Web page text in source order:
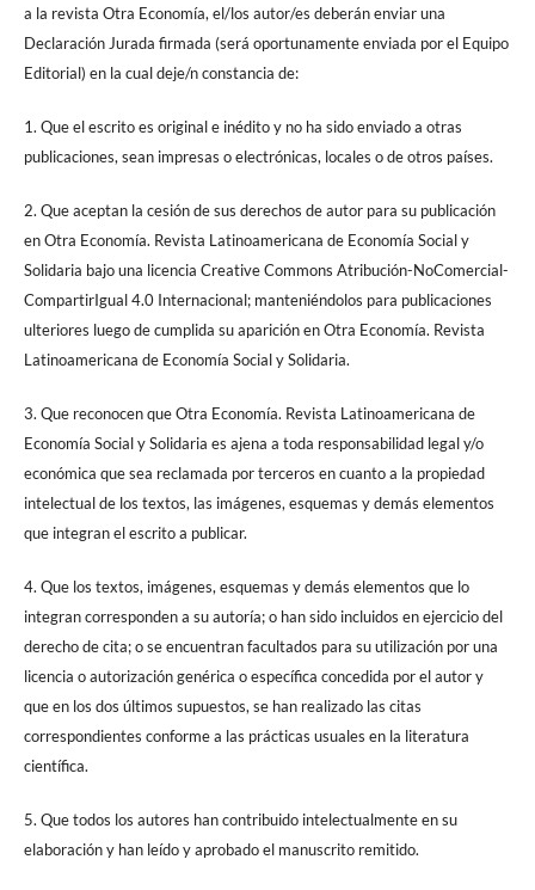
a la revista Otra Economía, el/los autor/es deberán enviar una
Declaración Jurada firmada (será oportunamente enviada por el Equipo
Editorial) en la cual deje/n constancia de:
1. Que el escrito es original e inédito y no ha sido enviado a otras
publicaciones, sean impresas o electrónicas, locales o de otros países.
2. Que aceptan la cesión de sus derechos de autor para su publicación
en Otra Economía. Revista Latinoamericana de Economía Social y
Solidaria bajo una licencia Creative Commons Atribución-NoComercial-
CompartirIgual 4.0 Internacional; manteniéndolos para publicaciones
ulteriores luego de cumplida su aparición en Otra Economía. Revista
Latinoamericana de Economía Social y Solidaria.
3. Que reconocen que Otra Economía. Revista Latinoamericana de
Economía Social y Solidaria es ajena a toda responsabilidad legal y/o
económica que sea reclamada por terceros en cuanto a la propiedad
intelectual de los textos, las imágenes, esquemas y demás elementos
que integran el escrito a publicar.
4. Que los textos, imágenes, esquemas y demás elementos que lo
integran corresponden a su autoría; o han sido incluidos en ejercicio del
derecho de cita; o se encuentran facultados para su utilización por una
licencia o autorización genérica o específica concedida por el autor y
que en los dos últimos supuestos, se han realizado las citas
correspondientes conforme a las prácticas usuales en la literatura
científica.
5. Que todos los autores han contribuido intelectualmente en su
elaboración y han leído y aprobado el manuscrito remitido.